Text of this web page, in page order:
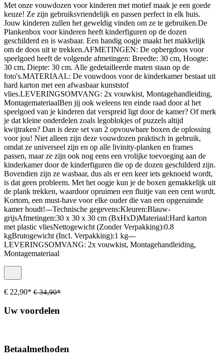
Met onze vouwdozen voor kinderen met motief maak je een goede
keuze! Ze zijn gebruiksvriendelijk en passen perfect in elk huis.
Jouw kinderen zullen het geweldig vinden om ze te gebruiken.De
Plankenbox voor kinderen heeft kinderfiguren op de dozen
geschilderd en is wasbaar. Een handig oogje maakt het makkelijk
om de doos uit te trekken.AFMETINGEN: De opbergdoos voor
speelgoed heeft de volgende afmetingen: Breedte: 30 cm, Hoogte:
30 cm, Diepte: 30 cm. Alle gedetailleerde maten staan op de
foto's.MATERIAAL: De vouwdoos voor de kinderkamer bestaat uit
hard karton met een afwasbaar kunststof
vlies.LEVERINGSOMVANG: 2x vouwkist, Montagehandleiding,
MontagemateriaalBen jij ook weleens ten einde raad door al het
speelgoed van je kinderen dat verspreid ligt door de kamer? Of merk
je dat kleine onderdelen zoals legoblokjes of puzzels altijd
kwijtraken? Dan is deze set van 2 opvouwbare boxen de oplossing
voor jou! Niet alleen zijn deze vouwdozen praktisch in gebruik,
omdat ze universeel zijn en op alle livinity-planken en frames
passen, maar ze zijn ook nog eens een vrolijke toevoeging aan de
kinderkamer door de kinderfiguren die op de dozen geschilderd zijn.
Bovendien zijn ze wasbaar, dus als er een keer iets geknoeid wordt,
is dat geen probleem. Met het oogje kun je de boxen gemakkelijk uit
de plank trekken, waardoor opruimen een fluitje van een cent wordt.
Kortom, een must-have voor elke ouder die van een opgeruimde
kamer houdt!---Technische gegevens:Kleuren:Blauw-
grijsAfmetingen:30 x 30 x 30 cm (BxHxD)Materiaal:Hard karton
met plastic vliesNettogewicht (Zonder Verpakking):0.8
kgBrutogewicht (Incl. Verpakking):1 kg---
LEVERINGSOMVANG: 2x vouwkist, Montagehandleiding,
Montagemateriaal
€ 22,90* € 34,90*
Uw voordelen
Betaalmethoden